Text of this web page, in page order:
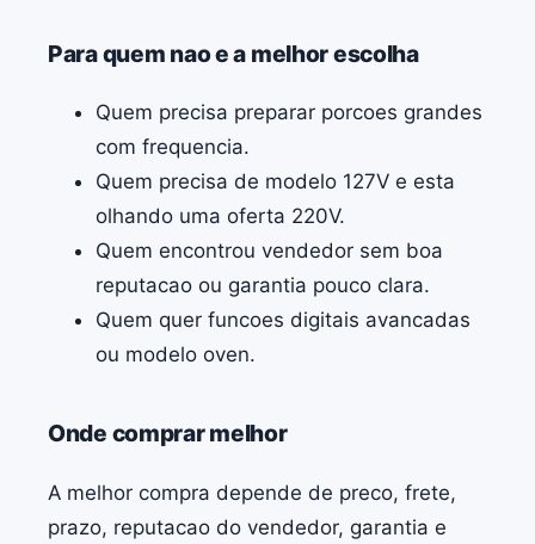
Para quem nao e a melhor escolha
Quem precisa preparar porcoes grandes
com frequencia.
Quem precisa de modelo 127V e esta
olhando uma oferta 220V.
Quem encontrou vendedor sem boa
reputacao ou garantia pouco clara.
Quem quer funcoes digitais avancadas
ou modelo oven.
Onde comprar melhor
A melhor compra depende de preco, frete,
prazo, reputacao do vendedor, garantia e